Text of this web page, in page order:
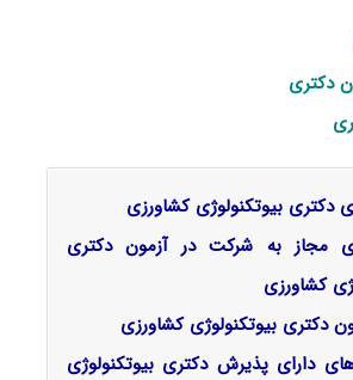
دکتری
دکتری بیوﺗﻜﻨﻮﻟﻮژی ﻛﺸﺎورزی
مجاز به شرکت در آزمون دکتری
کشاورزی
دکتری بیوتکنولوژی کشاورزی
دارای پذیرش دکتری بیوتکنولوژی